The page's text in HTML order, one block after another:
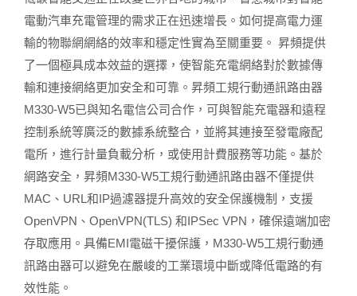
電動汽車充電管理的需求正在迅速增長。如何提高電力運
輸的物聯網網絡的效率和穩定性實為至關重要。 昇頻提供
了一個極具成本效益的選擇，使智能充電網絡對於數據傳
輸和連接網絡更加安全和可靠。昇頻工規行動通訊路由器
M330-W5已與知名電信公司合作，可與智能充電器和遠程
控制系統等廣泛的數據系統整合，並將其連接至發電廠配
電所，進行計量負載分析，或使用計費服務等功能。基於
網路安全，昇頻M330-W5工規行動通訊路由器不僅提供
MAC、URL和IP過濾器提升高效的安全保護機制，支援
OpenVPN、OpenVPN(TLS) 和IPSec VPN，確保遠端加密
存取應用。具備EMI電磁干擾保護，M330-W5工規行動通
訊路由器可以避免在嚴峻的工業環境中斷或降低電路的有
效性能。